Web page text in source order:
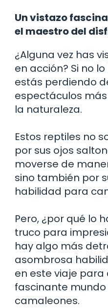
Un vistazo
el maestro del
¿Alguna vez has
en acción? Si no
estás perdiendo
espectáculos
la naturaleza.
Estos reptiles no
por sus ojos
moverse de
sino también por
habilidad para
Pero, ¿por qué lo
truco para
hay algo más
asombrosa
en este viaje para
fascinante mundo
camaleones.